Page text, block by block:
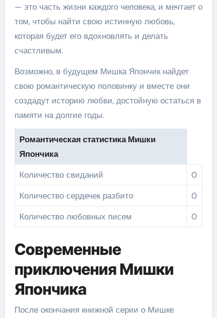
— это часть жизни каждого человека, и мечтает о
том, чтобы найти свою истинную любовь,
которая будет его вдохновлять и делать
счастливым.
Возможно, в будущем Мишка Япончик найдет
свою романтическую половинку и вместе они
создадут историю любви, достойную остаться в
памяти на долгие годы.
Романтическая статистика Мишки
Япончика
Количество свиданий
0
Количество сердечек разбито
0
Количество любовных писем
0
Современные
приключения Мишки
Япончика
После окончания книжной серии о Мишке